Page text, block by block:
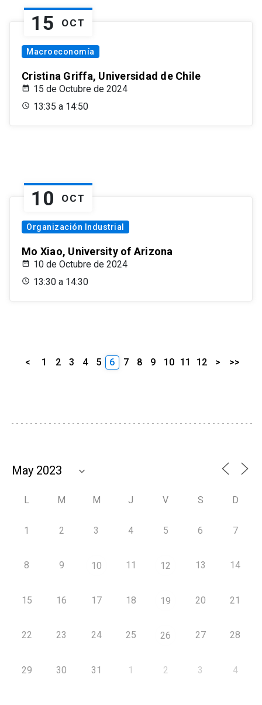
15 OCT
Macroeconomía
Cristina Griffa, Universidad de Chile
15 de Octubre de 2024
13:35 a 14:50
10 OCT
Organización Industrial
Mo Xiao, University of Arizona
10 de Octubre de 2024
13:30 a 14:30
< 1 2 3 4 5 6 7 8 9 10 11 12 > >>
L M M J V S D
1 2 3 4 5 6 7
8 9 10 11 12 13 14
15 16 17 18 19 20 21
22 23 24 25 26 27 28
29 30 31 1 2 3 4